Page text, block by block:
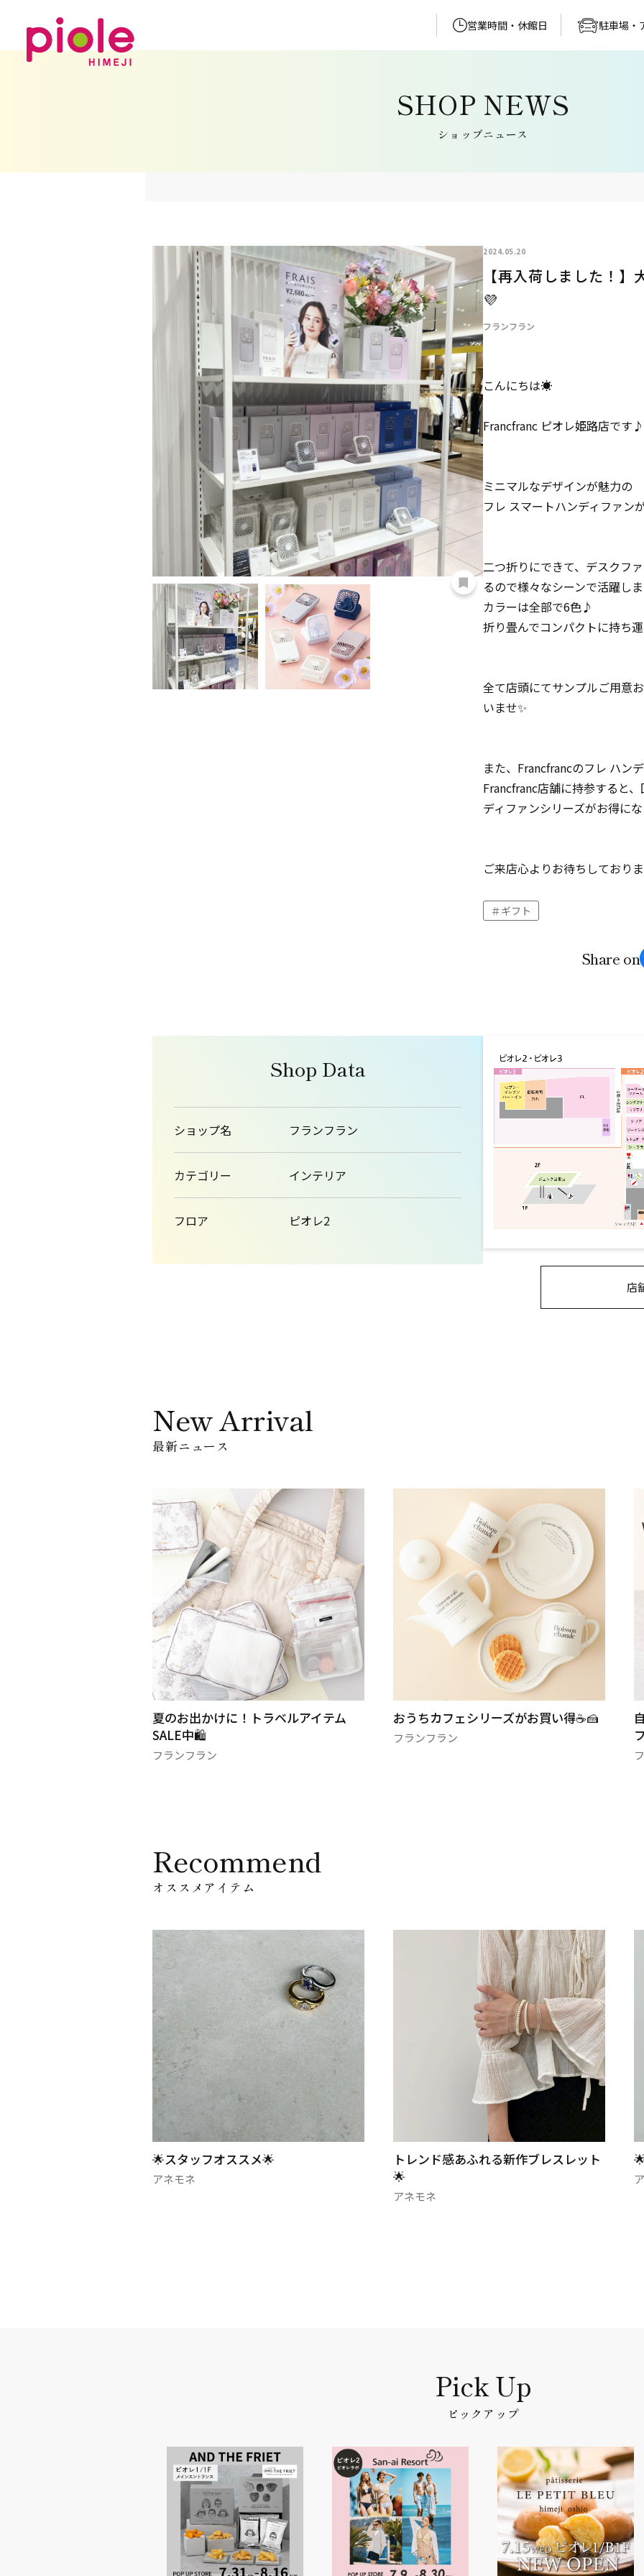
営業時間・休館日 駐車場・
ショップニュース
2024.05.20
【再入荷しました！
💜
フランフラン
こんにちは☀️
Francfranc ピオレ姫路店です♪
ミニマルなデザインが魅力の
フレ スマートハンディファン
二つ折りにできて、デスクフ
るので様々なシーンで活躍し
カラーは全部で6色♪
折り畳んでコンパクトに持ち
全て店頭にてサンプルご用意
いませ✨
また、Francfrancのフレ ハン
Francfranc店舗に持参すると
ディファンシリーズがお得に
ご来店心よりお待ちしており
ギフト
Share on
Shop Data
ショップ名 フランフラン
カテゴリー インテリア
フロア ピオレ2
店
New Arrival
最新ニュース
おうちカフェシリーズがお買い得☕️🍰
フランフラン
自分好みに組み合わせできるカスタム
フレグ…
Recommend
オススメアイテム
トレンド感あふれる新作ブレスレット
🌟
🌟スタッフオススメ🌟
アネモネ
ピックアップ